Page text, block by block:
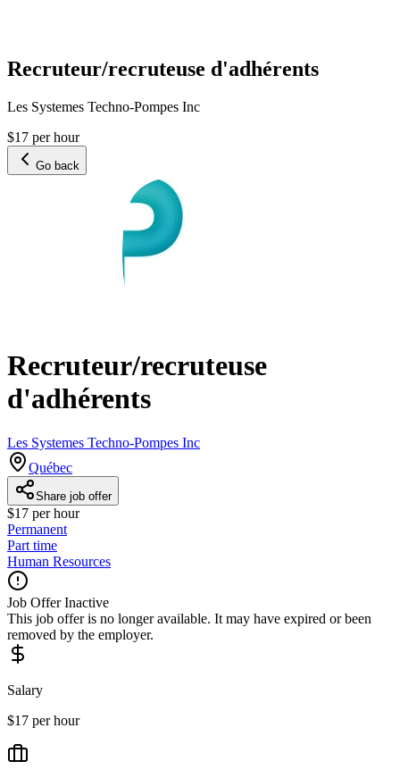
Recruteur/recruteuse d'adhérents
Les Systemes Techno-Pompes Inc
$17 per hour
Go back
Recruteur/recruteuse
d'adhérents
Les Systemes Techno-Pompes Inc
Québec
Share job offer
$17 per hour
Permanent
Part time
Human Resources
Job Offer Inactive
This job offer is no longer available. It may have expired or been
removed by the employer.
Salary
$17 per hour